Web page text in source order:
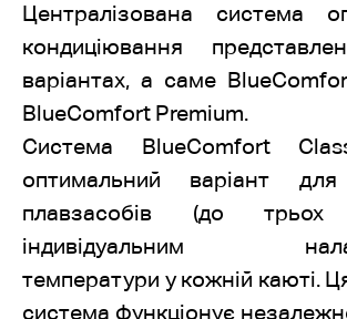
Централізована система
кондиціювання
варіантах, а саме
BlueComfort Premium.
Система BlueComfort
оптимальний варіант для
плавзасобів (до
індивідуальним
температури у кожній каюті.
система функціонує